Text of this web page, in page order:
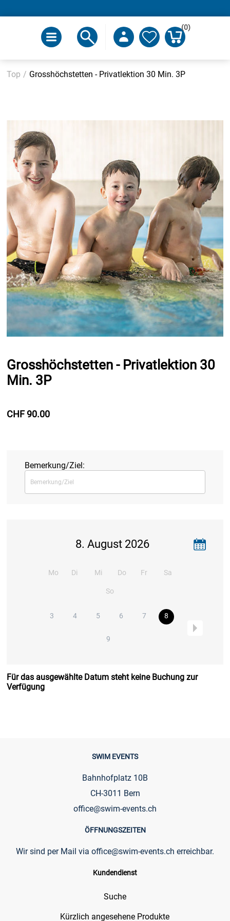
(0)
Top / Grosshöchstetten - Privatlektion 30 Min. 3P
Grosshöchstetten - Privatlektion 30
Min. 3P
CHF 90.00
Bemerkung/Ziel:
8. August 2026
Mo Di Mi Do Fr Sa
So
3 4 5 6 7 8
9
Für das ausgewählte Datum steht keine Buchung zur
Verfügung
SWIM EVENTS
Bahnhofplatz 10B
CH-3011 Bern
office@swim-events.ch
ÖFFNUNGSZEITEN
Wir sind per Mail via office@swim-events.ch erreichbar.
Kundendienst
Suche
Kürzlich angesehene Produkte